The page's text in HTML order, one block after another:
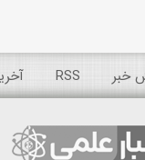
خبر RSS